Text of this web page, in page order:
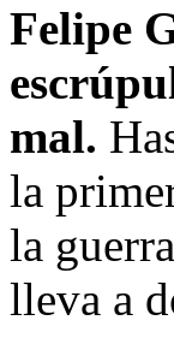
Felipe
mal.
la
la
lleva a